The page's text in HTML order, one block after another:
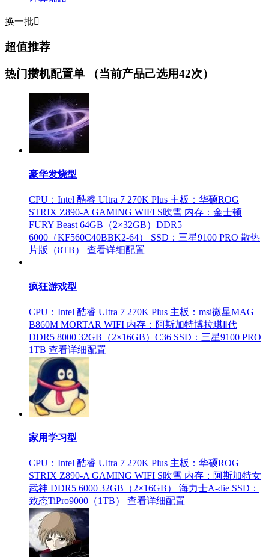
换一批
超值推荐
热门攒机配置单 （当前产品己选用42次）
豪华发烧型
CPU：Intel 酷睿 Ultra 7 270K Plus 主板：华硕ROG
STRIX Z890-A GAMING WIFI S吹雪 内存：金士顿
FURY Beast 64GB（2×32GB）DDR5
6000（KF560C40BBK2-64）
SSD：三星9100 PRO 散热
片版（8TB）
查看详细配置
疯狂游戏型
CPU：Intel 酷睿 Ultra 7 270K Plus 主板：msi微星MAG
B860M MORTAR WIFI 内存：阿斯加特博拉琪Ⅱ代
DDR5 8000 32GB（2×16GB）C36 SSD：三星9100 PRO
1TB 查看详细配置
家用学习型
CPU：Intel 酷睿 Ultra 7 270K Plus 主板：华硕ROG
STRIX Z890-A GAMING WIFI S吹雪 内存：阿斯加特女
武神 DDR5 6000 32GB（2×16GB） 海力士A-die SSD：
致态TiPro9000（1TB）
查看详细配置